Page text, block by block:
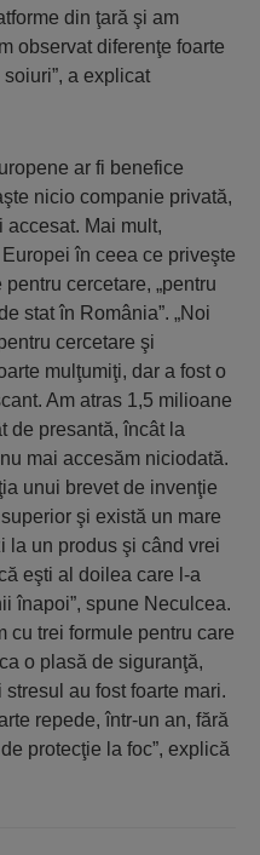
din ţară şi am
observat diferenţe foarte
a explicat
ar fi benefice
nicio companie privată,
accesat. Mai mult,
în ceea ce priveşte
cercetare, „pentru
stat în România”. „Noi
cercetare şi
mulţumiţi, dar a fost o
Am atras 1,5 milioane
de presantă, încât la
mai accesăm niciodată.
unui brevet de invenţie
şi există un mare
la un produs şi când vrei
eşti al doilea care l-a
înapoi”, spune Neculcea.
cu trei formule pentru care
o plasă de siguranţă,
au fost foarte mari.
repede, într-un an, fără
protecţie la foc”, explică